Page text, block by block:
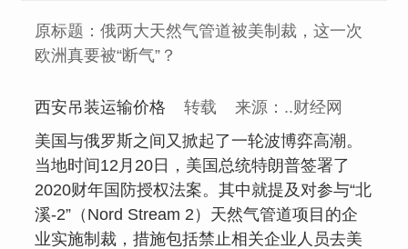
原标题：俄两大天然气管道被美制裁，这一次
欧洲真要被“断气”？
西安吊装运输价格 转载 来源：..财经网
美国与俄罗斯之间又掀起了一轮波博弈高潮。
当地时间12月20日，美国总统特朗普签署了
2020财年国防授权法案。其中就提及对参与“北
溪-2”（Nord Stream 2）天然气管道项目的企
业实施制裁，措施包括禁止相关企业人员去美